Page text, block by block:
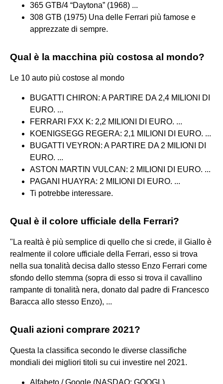
365 GTB/4 “Daytona” (1968) ...
308 GTB (1975) Una delle Ferrari più famose e
apprezzate di sempre.
Qual è la macchina più costosa al mondo?
Le 10 auto più costose al mondo
BUGATTI CHIRON: A PARTIRE DA 2,4 MILIONI DI
EURO. ...
FERRARI FXX K: 2,2 MILIONI DI EURO. ...
KOENIGSEGG REGERA: 2,1 MILIONI DI EURO. ...
BUGATTI VEYRON: A PARTIRE DA 2 MILIONI DI
EURO. ...
ASTON MARTIN VULCAN: 2 MILIONI DI EURO. ...
PAGANI HUAYRA: 2 MILIONI DI EURO. ...
Ti potrebbe interessare.
Qual è il colore ufficiale della Ferrari?
"La realtà è più semplice di quello che si crede, il Giallo è
realmente il colore ufficiale della Ferrari, esso si trova
nella sua tonalità decisa dallo stesso Enzo Ferrari come
sfondo dello stemma (sopra di esso si trova il cavallino
rampante di tonalità nera, donato dal padre di Francesco
Baracca allo stesso Enzo), ...
Quali azioni comprare 2021?
Questa la classifica secondo le diverse classifiche
mondiali dei migliori titoli su cui investire nel 2021.
Alfabeto / Google (NASDAQ: GOOGL)